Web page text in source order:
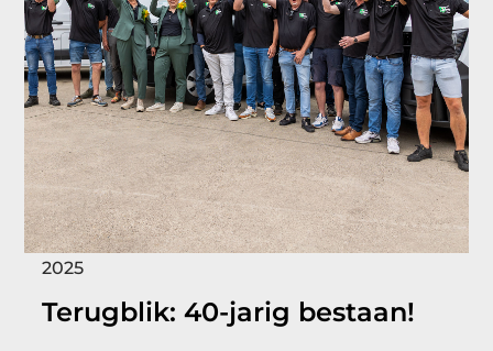
2025
Terugblik: 40-jarig bestaan!